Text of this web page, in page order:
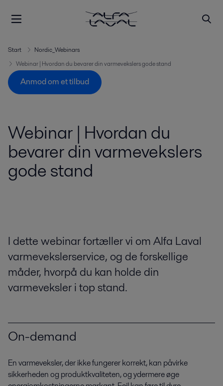
Start
Nordic_Webinars
Webinar | Hvordan du bevarer din varmevekslers gode stand
Anmod om et tilbud
Webinar | Hvordan du
bevarer din varmevekslers
gode stand
I dette webinar fortæller vi om Alfa Laval
varmevekslerservice, og de forskellige
måder, hvorpå du kan holde din
varmeveksler i top stand.
On-demand
En varmeveksler, der ikke fungerer korrekt, kan påvirke
sikkerheden og produktkvaliteten, og ydermere øge